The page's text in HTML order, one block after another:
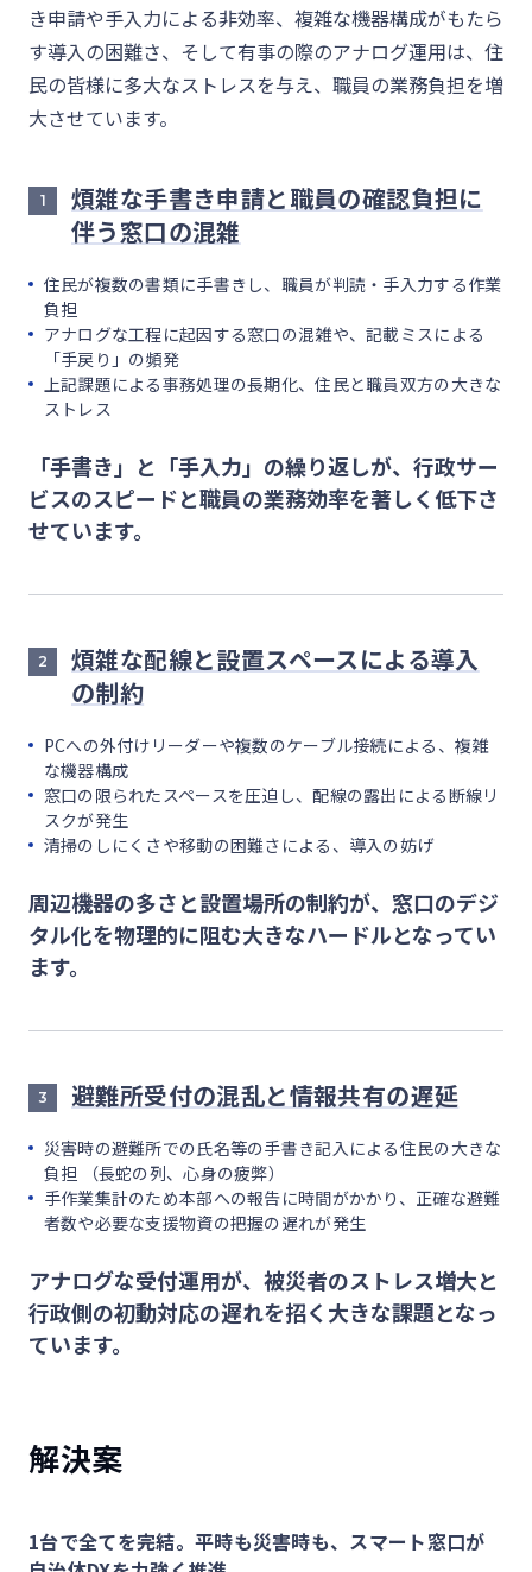
き申請や手入力による非効率、複雑な機器構成がもたら
す導入の困難さ、そして有事の際のアナログ運用は、住
民の皆様に多大なストレスを与え、職員の業務負担を増
大させています。
1
煩雑な手書き申請と職員の確認負担に
伴う窓口の混雑
住民が複数の書類に手書きし、職員が判読・手入力する作業
負担
アナログな工程に起因する窓口の混雑や、記載ミスによる
「手戻り」の頻発
上記課題による事務処理の長期化、住民と職員双方の大きな
ストレス
「手書き」と「手入力」の繰り返しが、行政サー
ビスのスピードと職員の業務効率を著しく低下さ
せています。
2
煩雑な配線と設置スペースによる導入
の制約
PCへの外付けリーダーや複数のケーブル接続による、複雑
な機器構成
窓口の限られたスペースを圧迫し、配線の露出による断線リ
スクが発生
清掃のしにくさや移動の困難さによる、導入の妨げ
周辺機器の多さと設置場所の制約が、窓口のデジ
タル化を物理的に阻む大きなハードルとなってい
ます。
3 避難所受付の混乱と情報共有の遅延
災害時の避難所での氏名等の手書き記入による住民の大きな
負担 （長蛇の列、心身の疲弊）
手作業集計のため本部への報告に時間がかかり、正確な避難
者数や必要な支援物資の把握の遅れが発生
アナログな受付運用が、被災者のストレス増大と
行政側の初動対応の遅れを招く大きな課題となっ
ています。
解決案
1台で全てを完結。平時も災害時も、スマート窓口が